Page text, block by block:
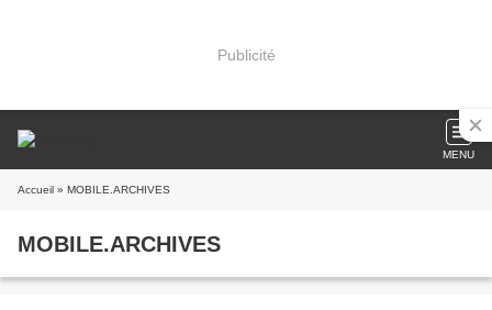
Publicité
MENU
Accueil » MOBILE.ARCHIVES
MOBILE.ARCHIVES